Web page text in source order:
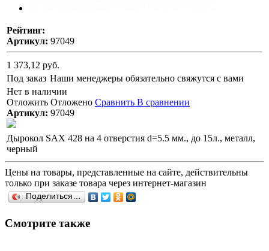
Рейтинг:
Артикул: 97049
1 373,12 руб.
Под заказ Наши менеджеры обязательно свяжутся с вами
Нет в наличии
Отложить Отложено Сравнить В сравнении
Артикул: 97049
Дырокол SAX 428 на 4 отверстия d=5.5 мм., до 15л., металл,
черный
Цены на товары, представленные на сайте, действительны
только при заказе товара через интернет-магазин
Поделиться…
Смотрите также